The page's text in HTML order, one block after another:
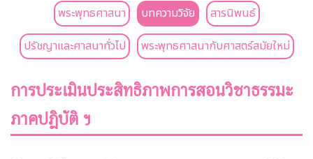
พระพุทธศาสนา บทความวิจัย
สารนิพนธ์
ปรัชญาและศาสนาทั่วไป
พระพุทธศาสนากับศาสตร์สมัยใหม่
การประเมินประสิทธิภาพการสอนวิชาธรรมะ
ภาคปฏิบัติ ฯ